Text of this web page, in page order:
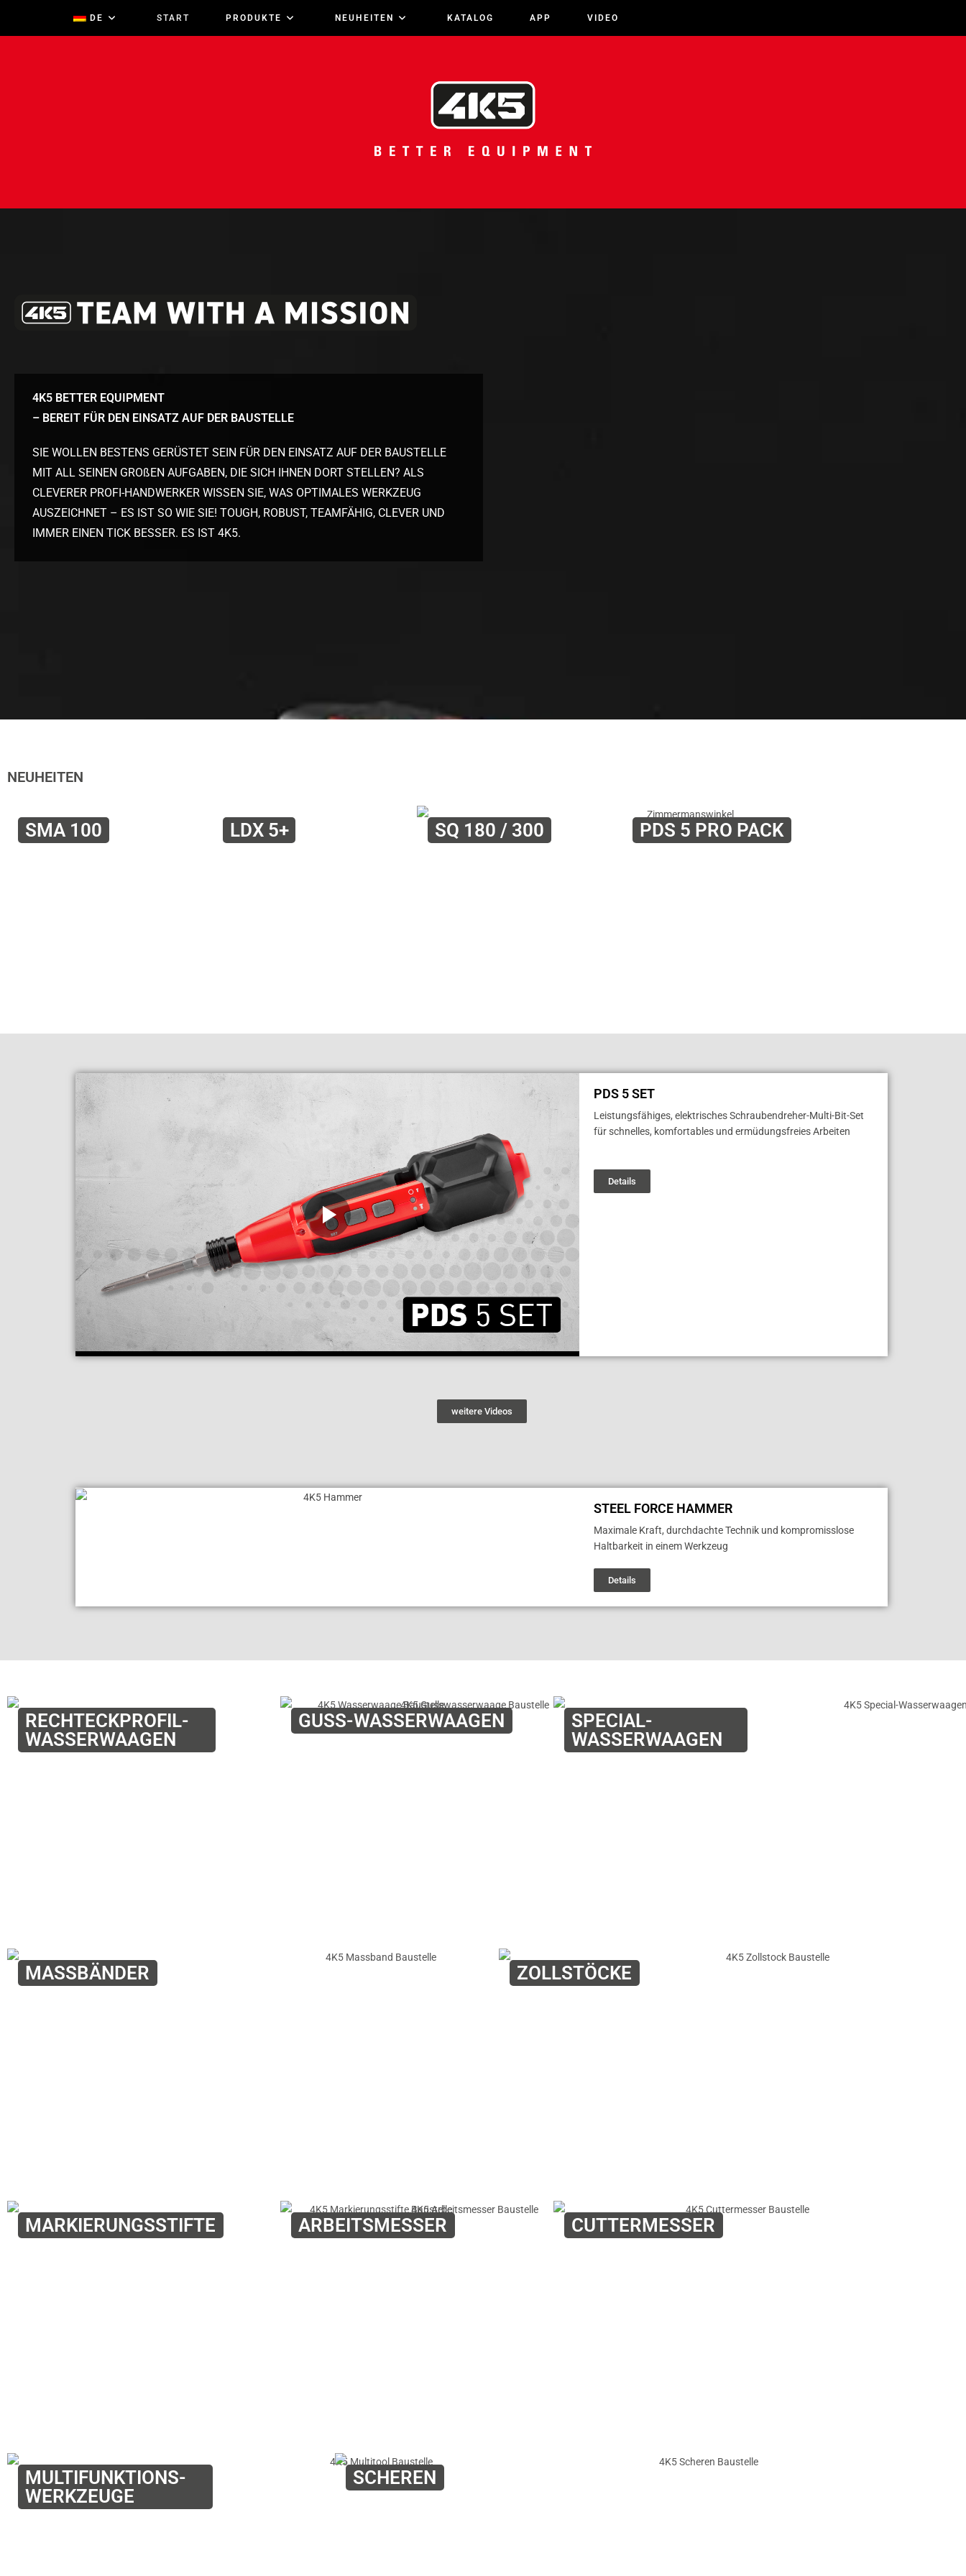
DE START PRODUKTE NEUHEITEN KATALOG APP VIDEO
4K5 BETTER EQUIPMENT
– BEREIT FÜR DEN EINSATZ AUF DER BAUSTELLE
SIE WOLLEN BESTENS GERÜSTET SEIN FÜR DEN EINSATZ AUF DER BAUSTELLE
MIT ALL SEINEN GROßEN AUFGABEN, DIE SICH IHNEN DORT STELLEN? ALS
CLEVERER PROFI-HANDWERKER WISSEN SIE, WAS OPTIMALES WERKZEUG
AUSZEICHNET – ES IST SO WIE SIE! TOUGH, ROBUST, TEAMFÄHIG, CLEVER UND
IMMER EINEN TICK BESSER. ES IST 4K5.
NEUHEITEN
SMA 100 LDX 5+ SQ 180 / 300 PDS 5 PRO PACK
PDS 5 SET
Leistungsfähiges, elektrisches Schraubendreher-Multi-Bit-Set
für schnelles, komfortables und ermüdungsfreies Arbeiten
Details
weitere Videos
STEEL FORCE HAMMER
Maximale Kraft, durchdachte Technik und kompromisslose
Haltbarkeit in einem Werkzeug
Details
RECHTECKPROFIL-
WASSERWAAGEN
GUSS-WASSERWAAGEN
SPECIAL-
WASSERWAAGEN
MASSBÄNDER ZOLLSTÖCKE
MARKIERUNGSSTIFTE ARBEITSMESSER CUTTERMESSER
MULTIFUNKTIONS-
WERKZEUGE
SCHEREN